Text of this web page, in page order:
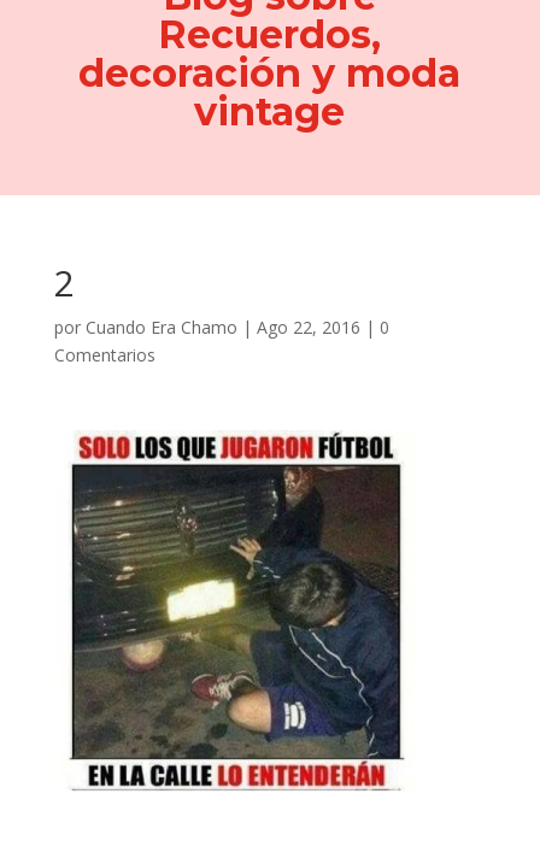
Recuerdos,
decoración y moda
vintage
2
por Cuando Era Chamo | Ago 22, 2016 | 0
Comentarios